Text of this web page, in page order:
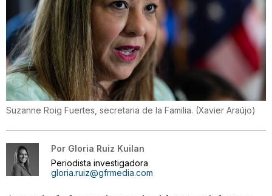
Suzanne Roig Fuertes, secretaria de la Familia. (Xavier Araújo)
Por Gloria Ruiz Kuilan
Periodista investigadora
gloria.ruiz@gfrmedia.com